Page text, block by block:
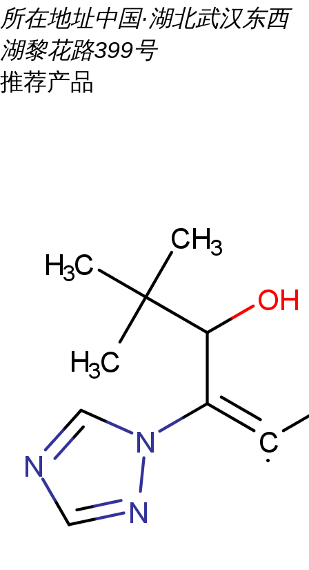
所在地址中国·湖北武汉东西
湖黎花路399号
推荐产品